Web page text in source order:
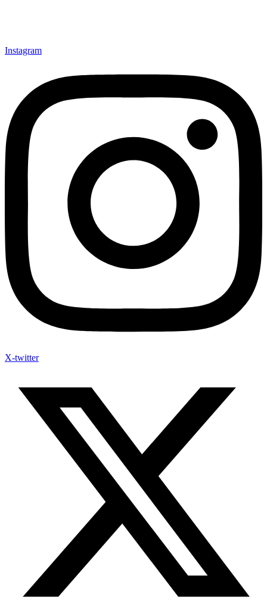
Instagram
X-twitter